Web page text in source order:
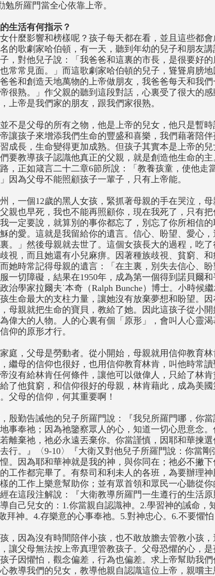
勉所羅門當全心依靠上帝。
生活有何指示？
什麼影響和榜樣呢？孩子每天都在看，並且這些都
的歌劇家哈伯頓，有一天，聽到年幼的兒子和朋友
，對他兒子說：「我爸爸和這裏的市長，是很要好
常常見面。」而這歌劇家哈伯頓的兒子，聳聳肩膀
爸和創造天地萬物的上帝做朋友，我爸爸每天和我
很熟。」作父親的聽到這段對話，心裏受了很大的
上帝是我們家的朋友，跟我們家很熟。
不是父母的所有之物，他是上帝的兒女，他只是暫
讓孩子來增添我們生命的豐盛和喜樂，我們藉著陪
成長，生命變得更加成熟。但孩子其實本是上帝的
要教導孩子認識他真正的父親，就是創造他生命的
，正如箴言二十二章6節所說：「教養孩童，使他走
因為父母不能照顧孩子一輩子，只有上帝能。
，一個12歲的黑人女孩，緊抓著母親的手在哭泣，
親也早死，我也不能再照顧你，現在我死了，只有把
一定要說，就算別的事你都忘了，別忘了你所相信
的愛。這就是我留給你的遺言。信心、盼望、愛心
。」然後母親就去世了。這個女孩長大的過程，吃
視，而且她還有小兒麻痹。因著種族歧視、貧窮、
她時常記得母親的遺言：「在主裏，別失去信心、
一切障礙，結果在1950年，成為第一個得到諾貝爾
治學家拉爾夫˙本奇（Ralph Bunche）博士。小時候
生命最大的支柱力量，讓她沒有放棄夢想和盼望。
母親就把生命的寶貝，教給了她。因此這孩子從小
偉大的人物。人的心裏有個「原形」，會叫人心靈
仰的原形才行。
庭，父母是勞動者。從小開始，母親就用信仰教育
繼母的信仰也很好，也用信仰教育林肯，叫他時常
沒有給林肯任何條件，讓他可以做偉人，只給了林
了他貧窮，和信仰很好的母親，林肯藉此，成為美
父母的信仰，何其重要啊！
殷勤告誡他的兒子所羅門說：『我兒所羅門哪，你
事奉祂；因為祂鑒察眾人的心，知道一切心思意念
離棄祂，祂必永遠丟棄你。你當謹慎，因耶和華揀
行。』〈9-10〉『大衛又對他兒子所羅門說：你當
。因為耶和華神就是我的神，與你同在；祂必不撇下
工作都完畢了。有祭司和利未人的各班，為要辦理
的工作上樂意幫助你；並有眾首領和眾民一心聽從
在這段注解說：『大衛教導所羅門一生遵行的生活
自己兒女的：1.你當親自認識神。2.學習神的誡命，
拜神。4.存樂意的心事奉祂。5.對神忠心。6.不要懼怕
，因為沒有時間陪伴小孩，也不敢放膽去管教小孩
讓父母無法按上帝真理管教孩子。父母恐懼的心，
子因懼怕，觀念偏差，行為也偏差。求上帝幫助我
教導我們的兒女，教導他親自認識這位上帝，親嚐